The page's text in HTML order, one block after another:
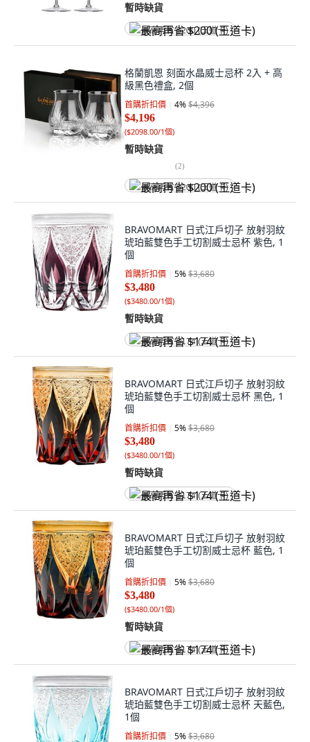
暫時缺貨
最高再省 $200 (王道卡)
格蘭凱恩 刻面水晶威士忌杯 2入 + 高
級黑色禮盒, 2個
首購折扣價 4%$4,396
$4,196
($2098.00/1個)
暫時缺貨
(2)
最高再省 $200 (王道卡)
BRAVOMART 日式江戶切子 放射羽紋
琥珀藍雙色手工切割威士忌杯 紫色, 1
個
首購折扣價 5%$3,680
$3,480
($3480.00/1個)
暫時缺貨
最高再省 $174 (王道卡)
BRAVOMART 日式江戶切子 放射羽紋
琥珀藍雙色手工切割威士忌杯 黑色, 1
個
首購折扣價 5%$3,680
$3,480
($3480.00/1個)
暫時缺貨
最高再省 $174 (王道卡)
BRAVOMART 日式江戶切子 放射羽紋
琥珀藍雙色手工切割威士忌杯 藍色, 1
個
首購折扣價 5%$3,680
$3,480
($3480.00/1個)
暫時缺貨
最高再省 $174 (王道卡)
BRAVOMART 日式江戶切子 放射羽紋
琥珀藍雙色手工切割威士忌杯 天藍色,
1個
首購折扣價 5%$3,680